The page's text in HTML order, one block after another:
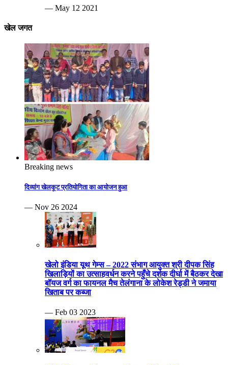
— May 12 2021
खेल जगत
Breaking news
दिव्यांग खेलकूट प्रतियोगिता का आयोजन हुआ
— Nov 26 2024
खेलो इंडिया यूथ गेम्स – 2022 संभाग आयुक्त श्री दीपक सिंह
खिलाड़ियों का उत्साहवर्धन करने पहुँचे दर्शक दीर्घा में बैठकर देखा
बॉयज वर्ग का फायनल मैच तेलंगाना के लोकेश रेड्डी ने जमाया
खिताब पर कब्जा
— Feb 03 2023